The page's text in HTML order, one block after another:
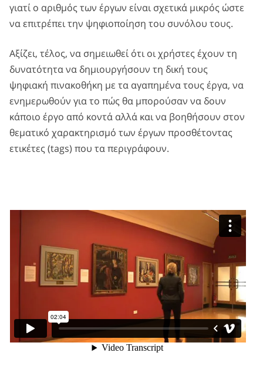
γιατί ο αριθμός των έργων είναι σχετικά μικρός ώστε
να επιτρέπει την ψηφιοποίηση του συνόλου τους.
Αξίζει, τέλος, να σημειωθεί ότι οι χρήστες έχουν τη
δυνατότητα να δημιουργήσουν τη δική τους
ψηφιακή πινακοθήκη με τα αγαπημένα τους έργα, να
ενημερωθούν για το πώς θα μπορούσαν να δουν
κάποιο έργο από κοντά αλλά και να βοηθήσουν στον
θεματικό χαρακτηρισμό των έργων προσθέτοντας
ετικέτες (tags) που τα περιγράφουν.